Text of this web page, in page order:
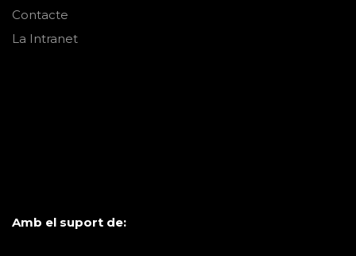
Contacte
La Intranet
Amb el suport de: